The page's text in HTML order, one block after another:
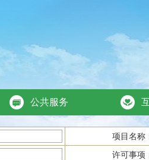
公共服务
项目名称
许可事项